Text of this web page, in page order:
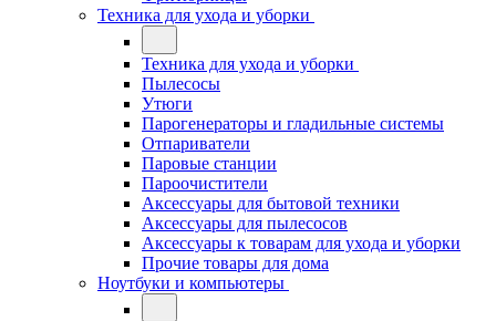
Техника для ухода и уборки
Техника для ухода и уборки
Пылесосы
Утюги
Парогенераторы и гладильные системы
Отпариватели
Паровые станции
Пароочистители
Аксессуары для бытовой техники
Аксессуары для пылесосов
Аксессуары к товарам для ухода и уборки
Прочие товары для дома
Ноутбуки и компьютеры